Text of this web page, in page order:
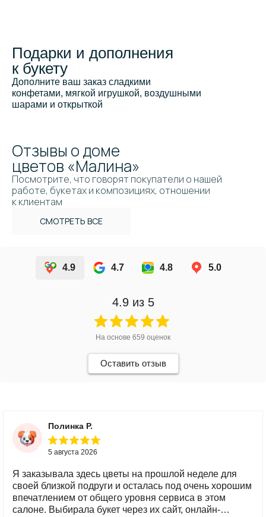
Подарки и дополнения
к букету
Дополните ваш заказ сладкими
конфетами, мягкой игрушкой, воздушными
шарами и открыткой
Отзывы о доме
цветов «Малина»
СМОТРЕТЬ ВСЕ
Посмотрите, что говорят покупатели о нашей
работе, букетах и композициях, отношении
к клиентам
4.9 4.7 4.8 5.0
4.9из 5
На основе 659 оценок
Оставить отзыв
Полинка Р.
5 августа 2026
Я заказывала здесь цветы на прошлой неделе для
своей близкой подруги и осталась под очень хорошим
впечатлением от общего уровня сервиса в этом
салоне. Выбирала букет через их сайт, онлайн-